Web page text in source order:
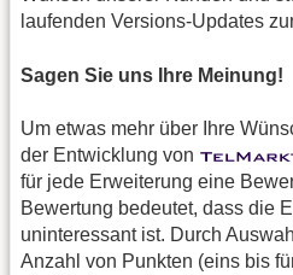
laufenden Versions-Updates
Sagen Sie uns Ihre Meinung!
Um etwas mehr über Ihre
der Entwicklung von
für jede Erweiterung eine
Bewertung bedeutet, dass die
uninteressant ist. Durch
Anzahl von Punkten (eins bis